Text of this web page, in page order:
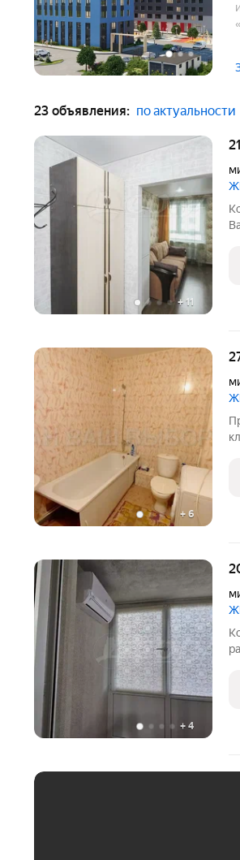
23 объявления: по актуальности
+ 11
+ 6
+ 4